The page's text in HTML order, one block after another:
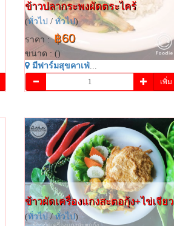
ข้าวปลากระพงผัดตระ​ไคร้​
(ทั่วไป / ทั่วไป)
ราคา :฿60
ขนาด : ()
มี​ฟาร์​มสุข​คาเฟ่​ ...
เพิ่ม
ข้าวผัด​เครื่องแกง​สะตอ​กุ้ง​+ไข่เจียว​
(ทั่วไป /ทั่วไป)